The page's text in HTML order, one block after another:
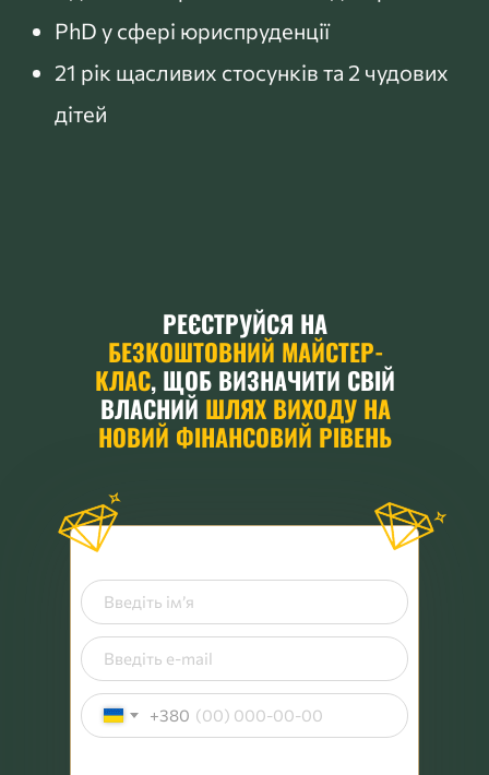
PhD у сфері юриспруденції
21 рік щасливих стосунків та 2 чудових
дітей
РЕЄСТРУЙСЯ НА
БЕЗКОШТОВНИЙ МАЙСТЕР-
КЛАС, ЩОБ ВИЗНАЧИТИ СВІЙ
ВЛАСНИЙ ШЛЯХ ВИХОДУ НА
НОВИЙ ФІНАНСОВИЙ РІВЕНЬ
+380